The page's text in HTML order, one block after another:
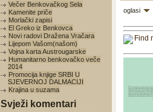
Večer Benkovačkog Sela
Kamenite priče
Morlački zapisi
El Greko iz Benkovca
Novi radovi Dražena Vračara
Lijepom Vašom(našom)
Vojna karta Austrougarske
Humanitarno benkovačko veče
2014
Promocija knjige SRBI U
SJEVERNOJ DALMACIJI
Krajina u suzama
Svježi komentari
oglasi